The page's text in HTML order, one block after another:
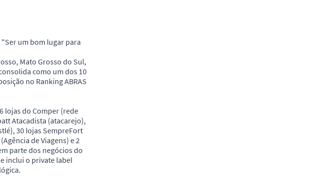
um bom lugar para
Mato Grosso do Sul,
como um dos 10
no Ranking ABRAS
lojas do Comper (rede
Atacadista (atacarejo),
30 lojas SempreFort
de Viagens) e 2
parte dos negócios do
inclui o private label